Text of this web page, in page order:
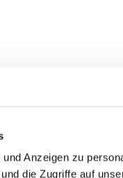
Anzeigen zu
die Zugriffe auf